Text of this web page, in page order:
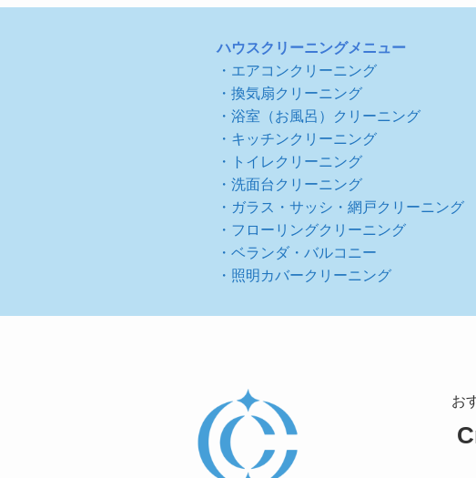
ハウスクリーニングメニュー
・エアコンクリーニング
・換気扇クリーニング
・浴室（お風呂）クリーニング
・キッチンクリーニング
・トイレクリーニング
・洗面台クリーニング
・ガラス・サッシ・網戸クリーニング
・フローリングクリーニング
・ベランダ・バルコニー
・照明カバークリーニング
お